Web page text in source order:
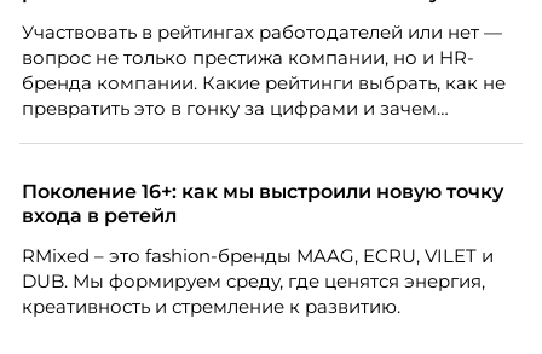
нередко превращаются в фактор, который
негативно влияет HR-бренд работодателя.
Участвовать в рейтингах работодателей или нет —
вопрос не только престижа компании, но и HR-
бренда компании. Какие рейтинги выбрать, как не
превратить это в гонку за цифрами и зачем
Чеснокова, HR-директор Right line.
Поколение 16+: как мы выстроили новую точку
входа в ретейл
RMixed – это fashion-бренды MAAG, ECRU, VILET и
DUB. Мы формируем среду, где ценятся энергия,
креативность и стремление к развитию.